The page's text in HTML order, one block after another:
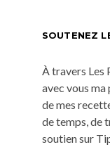
SOUTENEZ
À travers Les
avec vous ma
de mes
de temps, de
soutien sur